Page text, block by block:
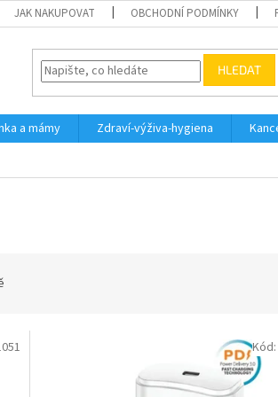
JAK NAKUPOVAT OBCHODNÍ PODMÍNKY
HLEDAT
a mámy Zdraví-výživa-hygiena
Kód: